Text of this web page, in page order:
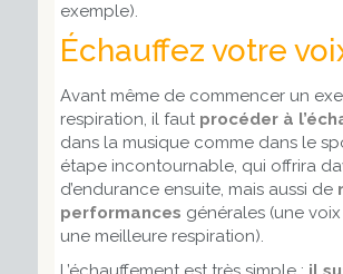
exemple).
Échauffez votre
Avant même de commencer un
respiration, il faut procéder à
dans la musique comme dans le
étape incontournable, qui offrira
d’endurance ensuite, mais aussi de
performances générales (une
une meilleure respiration).